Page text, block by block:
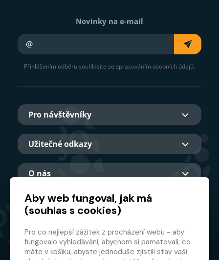
Novinky na e-mail
Přihlášením odběru souhlasíte se zpracováním osobních údajů.
Pro návštěvníky
Užitečné odkazy
O nás
Hlavní partner
Aby web fungoval, jak má
(souhlas s cookies)
Pro co nejlepší zážitek z procházení webu - aby
fungovalo vyhledávání, abychom si pamatovali, co
máte v košíku, abyste jednoduše zjistili stav vaší